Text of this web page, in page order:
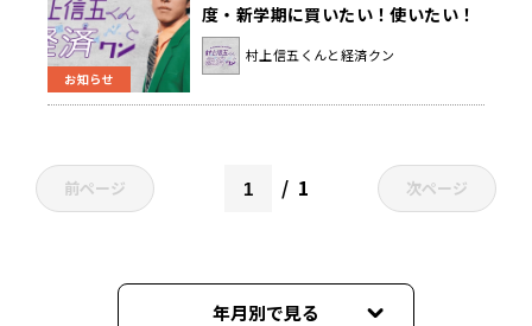
お知らせ
度・新学期に買いたい！使いたい！
最新文房具の経済！
村上信五くんと経済クン
前ページ 1 次ページ
年月別で見る